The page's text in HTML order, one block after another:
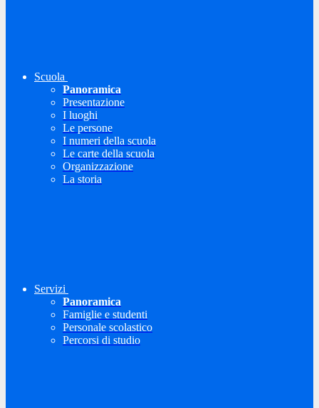
Scuola
Panoramica
Presentazione
I luoghi
Le persone
I numeri della scuola
Le carte della scuola
Organizzazione
La storia
Servizi
Panoramica
Famiglie e studenti
Personale scolastico
Percorsi di studio